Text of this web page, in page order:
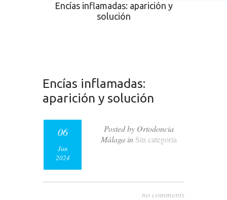
Encías inflamadas: aparición y
solución
Encías inflamadas:
aparición y solución
Posted by Ortodoncia
Málaga in Sin categoría
06
Jun
2024
no comments